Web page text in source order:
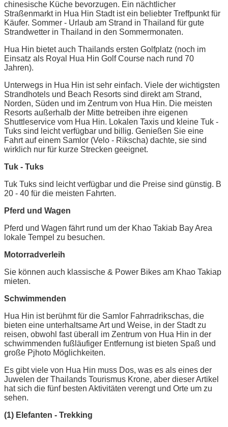
chinesische Küche bevorzugen. Ein nächtlicher
Straßenmarkt in Hua Hin Stadt ist ein beliebter Treffpunkt für
Käufer. Sommer - Urlaub am Strand in Thailand für gute
Strandwetter in Thailand in den Sommermonaten.
Hua Hin bietet auch Thailands ersten Golfplatz (noch im
Einsatz als Royal Hua Hin Golf Course nach rund 70
Jahren).
Unterwegs in Hua Hin ist sehr einfach. Viele der wichtigsten
Strandhotels und Beach Resorts sind direkt am Strand,
Norden, Süden und im Zentrum von Hua Hin. Die meisten
Resorts außerhalb der Mitte betreiben ihre eigenen
Shuttleservice vom Hua Hin. Lokalen Taxis und kleine Tuk -
Tuks sind leicht verfügbar und billig. Genießen Sie eine
Fahrt auf einem Samlor (Velo - Rikscha) dachte, sie sind
wirklich nur für kurze Strecken geeignet.
Tuk - Tuks
Tuk Tuks sind leicht verfügbar und die Preise sind günstig. B
20 - 40 für die meisten Fahrten.
Pferd und Wagen
Pferd und Wagen fährt rund um der Khao Takiab Bay Area
lokale Tempel zu besuchen.
Motorradverleih
Sie können auch klassische & Power Bikes am Khao Takiap
mieten.
Schwimmenden
Hua Hin ist berühmt für die Samlor Fahrradrikschas, die
bieten eine unterhaltsame Art und Weise, in der Stadt zu
reisen, obwohl fast überall im Zentrum von Hua Hin in der
schwimmenden fußläufiger Entfernung ist bieten Spaß und
große Pjhoto Möglichkeiten.
Es gibt viele von Hua Hin muss Dos, was es als eines der
Juwelen der Thailands Tourismus Krone, aber dieser Artikel
hat sich die fünf besten Aktivitäten verengt und Orte um zu
sehen.
(1) Elefanten - Trekking